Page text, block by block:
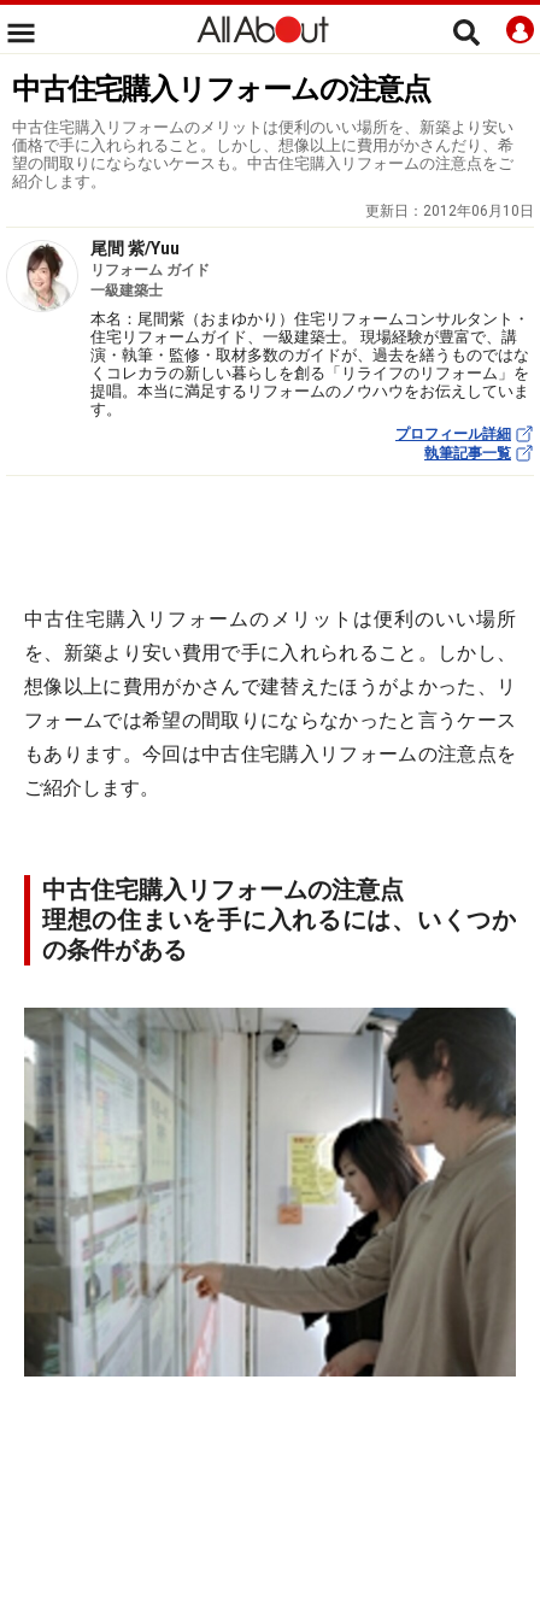
中古住宅購入リフォームの注意点
中古住宅購入リフォームのメリットは便利のいい場所を、新築より安い
価格で手に入れられること。しかし、想像以上に費用がかさんだり、希
望の間取りにならないケースも。中古住宅購入リフォームの注意点をご
紹介します。
更新日： 2012年06月10日
尾間 紫/Yuu
リフォーム ガイド
一級建築士
本名：尾間紫（おまゆかり）住宅リフォームコンサルタント・
住宅リフォームガイド、一級建築士。 現場経験が豊富で、講
演・執筆・監修・取材多数のガイドが、過去を繕うものではな
くコレカラの新しい暮らしを創る「リライフのリフォーム」を
提唱。本当に満足するリフォームのノウハウをお伝えしていま
す。
プロフィール詳細
執筆記事一覧
中古住宅購入リフォームのメリットは便利のいい場所
を、新築より安い費用で手に入れられること。しかし、
想像以上に費用がかさんで建替えたほうがよかった、リ
フォームでは希望の間取りにならなかったと言うケース
もあります。今回は中古住宅購入リフォームの注意点を
ご紹介します。
中古住宅購入リフォームの注意点
理想の住まいを手に入れるには、いくつか
の条件がある